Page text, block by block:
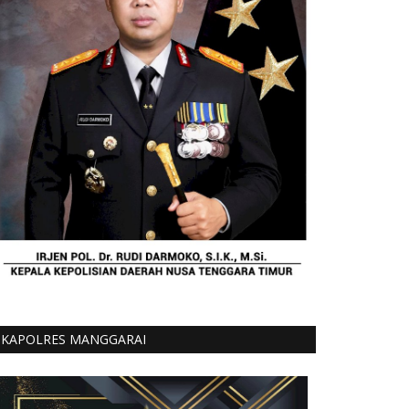
KAPOLRES MANGGARAI